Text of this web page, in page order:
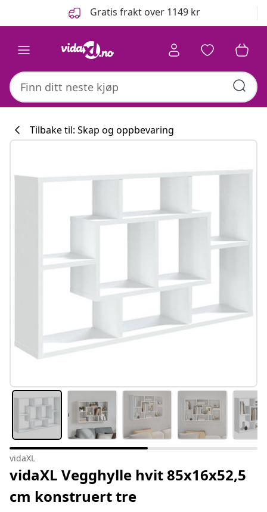
Gratis frakt over 1149 kr
Tilbake til: Skap og oppbevaring
vidaXL
vidaXL Vegghylle hvit 85x16x52,5
cm konstruert tre